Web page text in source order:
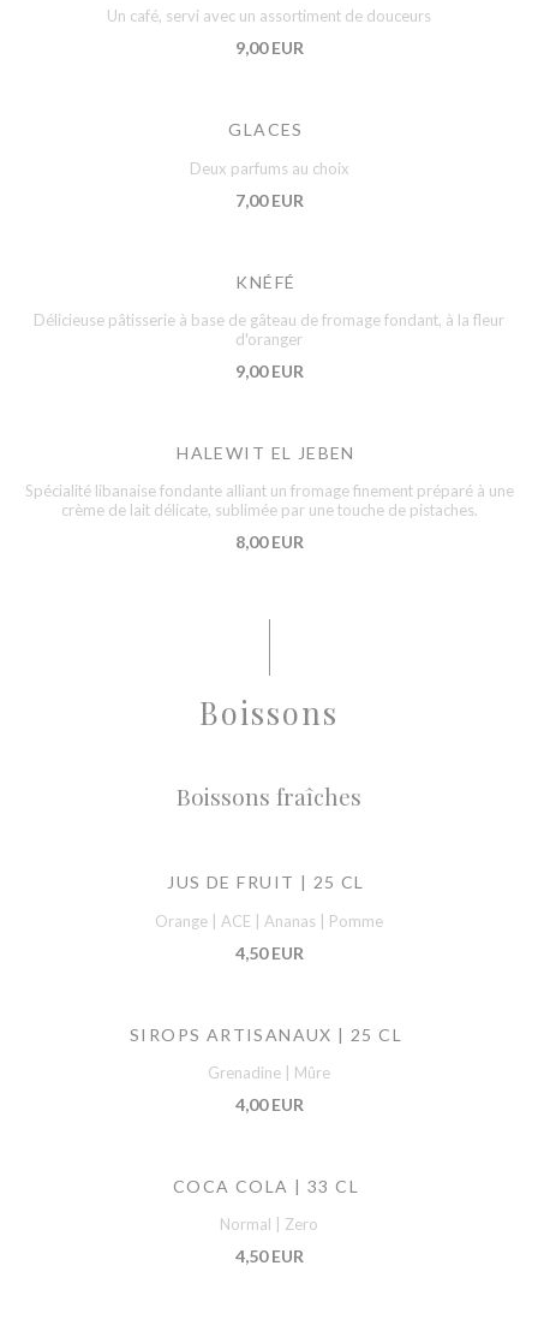
Un café, servi avec un assortiment de douceurs
9,00 EUR
GLACES
Deux parfums au choix
7,00 EUR
KNÉFÉ
Délicieuse pâtisserie à base de gâteau de fromage fondant, à la fleur
d'oranger
9,00 EUR
HALEWIT EL JEBEN
Spécialité libanaise fondante alliant un fromage finement préparé à une
crème de lait délicate, sublimée par une touche de pistaches.
8,00 EUR
Boissons
Boissons fraîches
JUS DE FRUIT | 25 CL
Orange | ACE | Ananas | Pomme
4,50 EUR
SIROPS ARTISANAUX | 25 CL
Grenadine | Mûre
4,00 EUR
COCA COLA | 33 CL
Normal | Zero
4,50 EUR